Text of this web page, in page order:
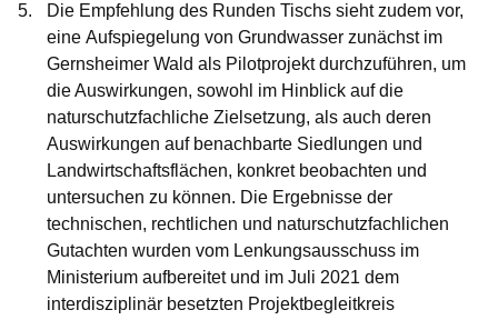
Die Empfehlung des Runden Tischs sieht zudem vor,
eine Aufspiegelung von Grundwasserzunächst im
Gernsheimer Wald als Pilotprojekt durchzuführen, um
die Auswirkungen, sowohl im Hinblick auf die
naturschutzfachliche Zielsetzung, als auch deren
Auswirkungen auf benachbarte Siedlungen und
Landwirtschaftsflächen, konkret beobachten und
untersuchen zu können. Die Ergebnisse der
technischen, rechtlichen und naturschutzfachlichen
Gutachten wurden vom Lenkungsausschuss im
Ministerium aufbereitet und im Juli 2021 dem
interdisziplinär besetzten Projektbegleitkreis